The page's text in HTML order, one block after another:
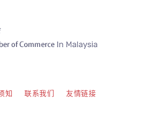
知 联系我们 友情链接